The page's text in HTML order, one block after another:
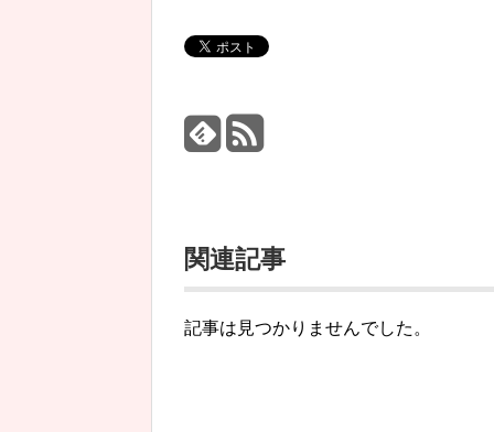
関連記事
記事は見つかりませんでした。